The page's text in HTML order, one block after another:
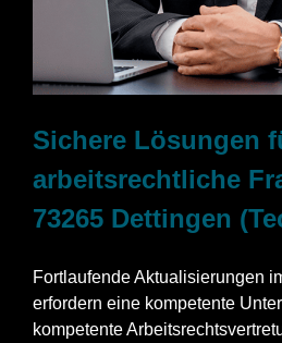
Sichere Lösungen
arbeitsrechtliche
73265 Dettingen
Fortlaufende Aktualisierungen
erfordern eine kompetente
kompetente